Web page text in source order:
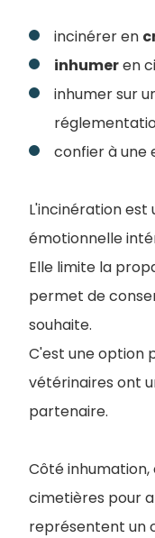
incinérer en
inhumeren
inhumer sur
confier à une
L'incinération
émotionnelle
Elle limite la
permet de
souhaite.
C'est une option
vétérinaires ont
partenaire.
Côté inhumation,
cimetières pour
représentent un